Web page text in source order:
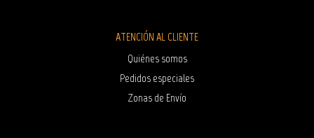
ATENCIÓN AL CLIENTE
Quiénes somos
Pedidos especiales
Zonas de Envío